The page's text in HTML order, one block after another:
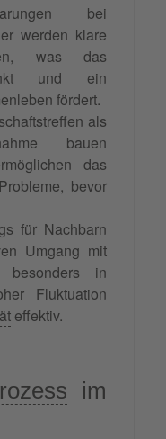
bei
werden klare
was das
und ein
fördert.
als
bauen
das
bevor
für Nachbarn
Umgang mit
in
Fluktuation
effektiv.
im